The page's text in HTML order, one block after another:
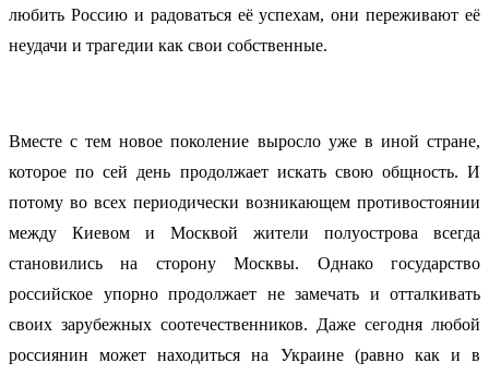
любить Россию и радоваться её успехам, они переживают её
неудачи и трагедии как свои собственные.
Вместе с тем новое поколение выросло уже в иной стране,
которое по сей день продолжает искать свою общность. И
потому во всех периодически возникающем противостоянии
между Киевом и Москвой жители полуострова всегда
становились на сторону Москвы. Однако государство
российское упорно продолжает не замечать и отталкивать
своих зарубежных соотечественников. Даже сегодня любой
россиянин может находиться на Украине (равно как и в